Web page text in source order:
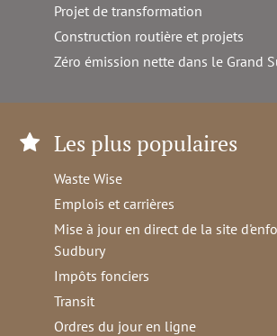
Projet de transformation
Construction routière et projets
Zéro émission nette dans le Grand
Les plus populaires
Waste Wise
Emplois et carrières
Mise à jour en direct de la site
Sudbury
Impôts fonciers
Transit
Ordres du jour en ligne